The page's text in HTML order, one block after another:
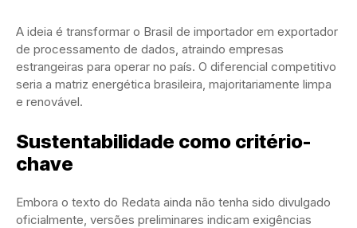
A ideia é transformar o Brasil de importador em exportador
de processamento de dados, atraindo empresas
estrangeiras para operar no país. O diferencial competitivo
seria a matriz energética brasileira, majoritariamente limpa
e renovável.
Sustentabilidade como critério-
chave
Embora o texto do Redata ainda não tenha sido divulgado
oficialmente, versões preliminares indicam exigências